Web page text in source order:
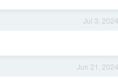
Jul 3, 2024
Jun 21, 2024